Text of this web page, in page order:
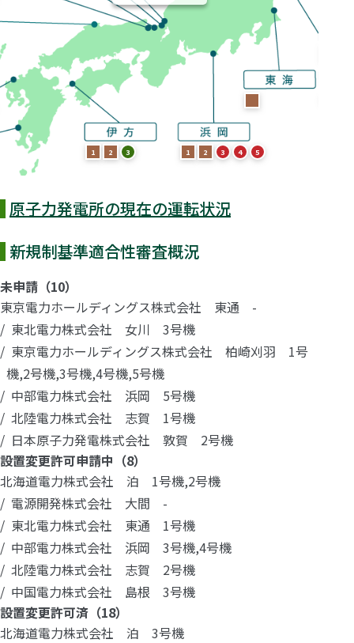
1 2 3 4 5
1 2 3
原子力発電所の現在の運転状況
新規制基準適合性審査概況
未申請（10）
東京電力ホールディングス株式会社 東通 -
東北電力株式会社 女川 3号機
東京電力ホールディングス株式会社 柏崎刈羽 1号
機,2号機,3号機,4号機,5号機
中部電力株式会社 浜岡 5号機
北陸電力株式会社 志賀 1号機
日本原子力発電株式会社 敦賀 2号機
設置変更許可申請中（8）
北海道電力株式会社 泊 1号機,2号機
電源開発株式会社 大間 -
東北電力株式会社 東通 1号機
中部電力株式会社 浜岡 3号機,4号機
北陸電力株式会社 志賀 2号機
中国電力株式会社 島根 3号機
設置変更許可済（18）
北海道電力株式会社 泊 3号機